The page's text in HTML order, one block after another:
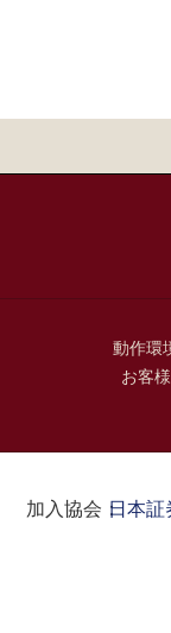
動作環
お客
加入協会：日本証